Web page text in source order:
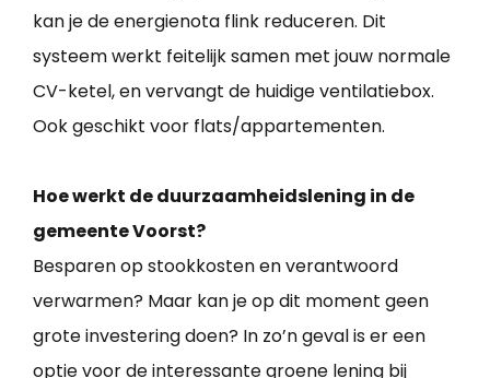
kan je de energienota flink reduceren. Dit
systeem werkt feitelijk samen met jouw normale
CV-ketel, en vervangt de huidige ventilatiebox.
Ook geschikt voor flats/appartementen.
Hoe werkt de duurzaamheidslening in de
gemeente Voorst?
Besparen op stookkosten en verantwoord
verwarmen? Maar kan je op dit moment geen
grote investering doen? In zo’n geval is er een
optie voor de interessante groene lening bij